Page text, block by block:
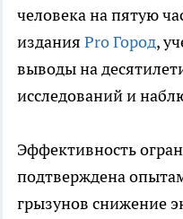
человека на пятую
издания Pro Город,
выводы на
исследований и
Эффективность
подтверждена
грызунов снижение